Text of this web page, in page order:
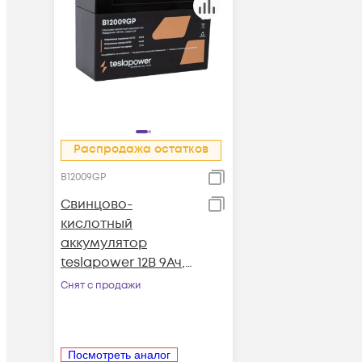
Распродажа остатков
B12009GP
Свинцово-
кислотный
аккумулятор
teslapower 12В 9Ач,
серия GP
Снят с продажи
Посмотреть аналог